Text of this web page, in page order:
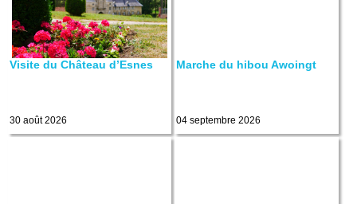
Visite du Château d’Esnes
30 août 2026
Marche du hibou Awoingt
04 septembre 2026